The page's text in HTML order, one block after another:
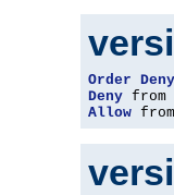
Order Deny
Deny
Allow